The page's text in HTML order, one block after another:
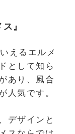
』
えるエルメ
として知ら
あり、風合
人気です。
デザインと